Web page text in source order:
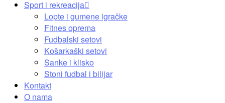
Sport i rekreacija
Lopte i gumene igračke
Fitnes oprema
Fudbalski setovi
Košarkaški setovi
Sanke i klisko
Stoni fudbal i bilijar
Kontakt
O nama